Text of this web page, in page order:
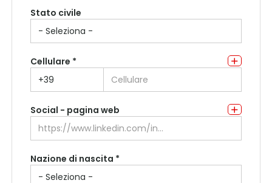
Stato civile
Cellulare *
Social - pagina web
Nazione di nascita *